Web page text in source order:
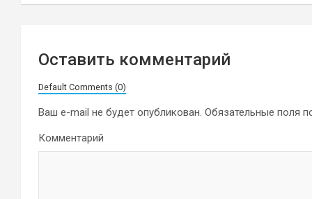
Оставить комментарий
Default Comments (0)
Ваш e-mail не будет опубликован. Обязательные поля
Комментарий